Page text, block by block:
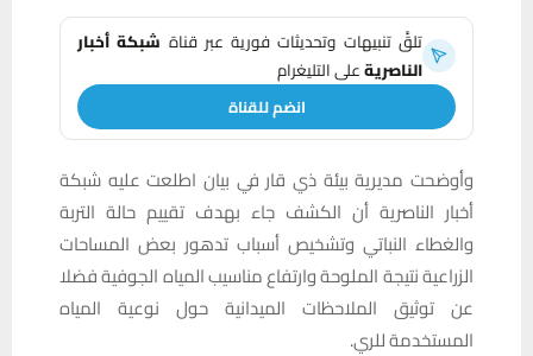
تلقَّ تنبيهات وتحديثات فورية عبر قناة شبكة أخبار
الناصريةعلى التليغرام
انضم للقناة
وأوضحت مديرية بيئة ذي قار في بيان اطلعت عليه شبكة
أخبار الناصرية أن الكشف جاء بهدف تقييم حالة التربة
والغطاء النباتي وتشخيص أسباب تدهور بعض المساحات
الزراعية نتيجة الملوحة وارتفاع مناسيب المياه الجوفية فضلا
عن توثيق الملاحظات الميدانية حول نوعية المياه
المستخدمة للري.